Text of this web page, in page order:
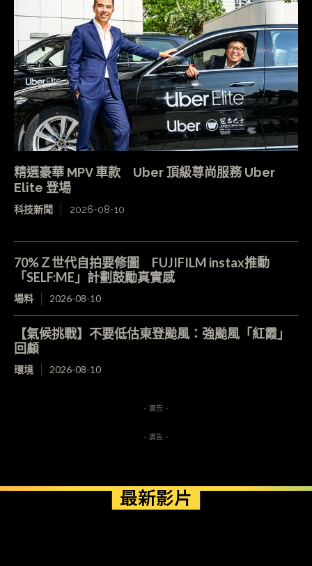
精選豪華 MPV 車款 Uber 頂級尊尚服務 Uber
Elite 登場
科技新聞 2026-08-10
70%Ｚ世代自拍要修圖 FUJIFILM instax推動
「SELF:ME」計劃鼓勵真實感
場料 2026-08-10
【氣候挑戰】不要低估東登颱風：強颱風「紅霞」
回顧
環境 2026-08-10
- 廣告 -
- 廣告 -
最新影片